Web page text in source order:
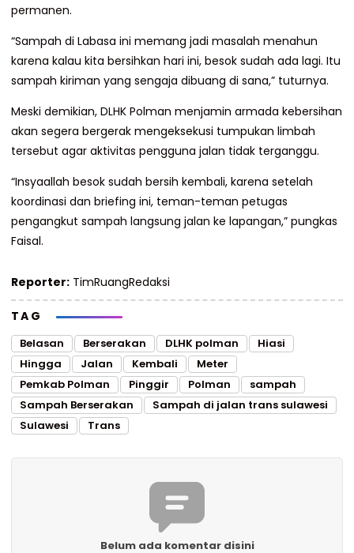
permanen.
“Sampah di Labasa ini memang jadi masalah menahun
karena kalau kita bersihkan hari ini, besok sudah ada lagi. Itu
sampah kiriman yang sengaja dibuang di sana,” tuturnya.
Meski demikian, DLHK Polman menjamin armada kebersihan
akan segera bergerak mengeksekusi tumpukan limbah
tersebut agar aktivitas pengguna jalan tidak terganggu.
“Insyaallah besok sudah bersih kembali, karena setelah
koordinasi dan briefing ini, teman-teman petugas
pengangkut sampah langsung jalan ke lapangan,” pungkas
Faisal.
Reporter: TimRuangRedaksi
TAG
Belasan Berserakan DLHK polman
Hiasi
Hingga
Jalan Kembali
Meter
Pemkab Polman
Pinggir Polman
sampah
Sampah Berserakan
Sampah di jalan trans sulawesi
Sulawesi
Trans
Belum ada komentar disini